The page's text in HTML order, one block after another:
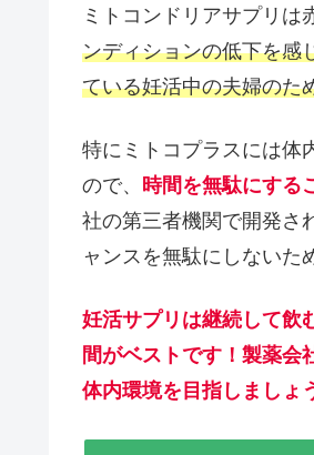
ミトコンドリアサプリは
ンディションの低下を感
ている妊活中の夫婦のた
特にミトコプラスには体
ので、 時間を無駄にする
社の第三者機関で開発さ
ャンスを無駄にしないた
妊活サプリは継続して飲
間がベストです！製薬会
体内環境を目指しましょ